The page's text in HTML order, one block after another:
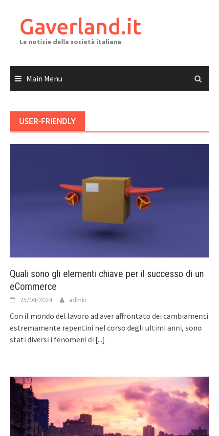
contentGaverland.it
Le notizie della società italiana
Main Menu
USER-FRIENDLY
Quali sono gli elementi chiave per il successo di un
eCommerce
25/04/2024 admin
Con il mondo del lavoro ad aver affrontato dei cambiamenti
estremamente repentini nel corso degli ultimi anni, sono
stati diversi i fenomeni di [...]